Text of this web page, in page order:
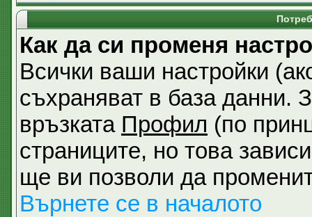
Как да си променя
Всички ваши настройки
съхраняват в база данни.
връзката Профил (по
страниците, но това
ще ви позволи да
Върнете се в началото